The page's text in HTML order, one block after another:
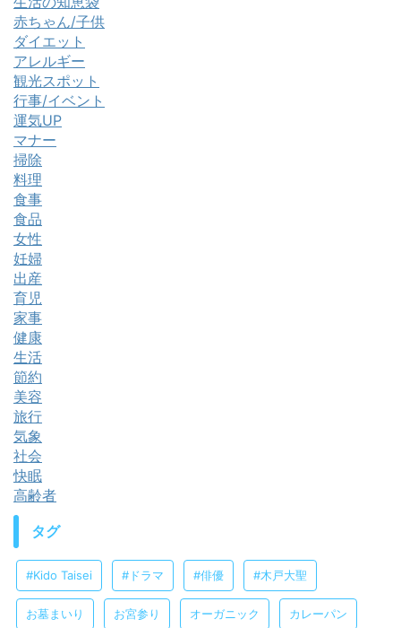
赤ちゃん/子供
ダイエット
アレルギー
観光スポット
行事/イベント
運気UP
マナー
掃除
料理
食事
食品
女性
妊婦
出産
育児
家事
健康
生活
節約
美容
旅行
気象
社会
快眠
高齢者
タグ
#Kido Taisei #ドラマ #俳優 #木戸大聖
お墓まいり お宮参り オーガニック カレーパン